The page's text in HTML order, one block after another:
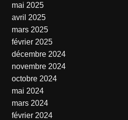
mai 2025
avril 2025
mars 2025
février 2025
décembre 2024
novembre 2024
octobre 2024
mai 2024
mars 2024
février 2024